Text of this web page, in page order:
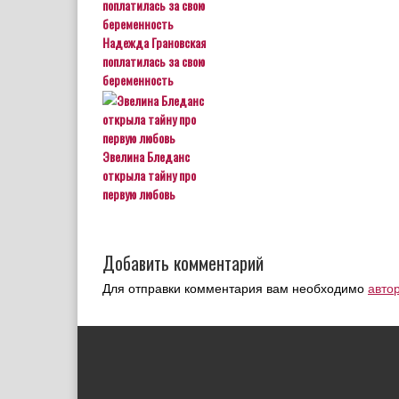
Надежда Грановская
поплатилась за свою
беременность
Эвелина Бледанс
открыла тайну про
первую любовь
Добавить комментарий
Для отправки комментария вам необходимо